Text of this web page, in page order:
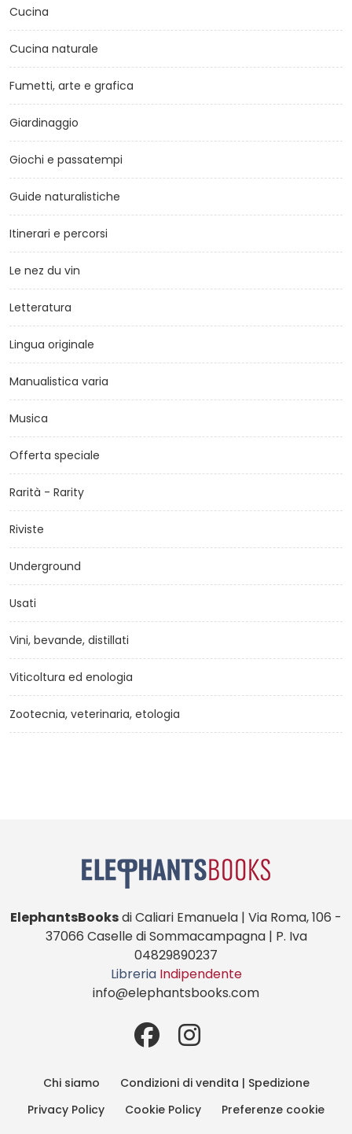
Cucina
Cucina naturale
Fumetti, arte e grafica
Giardinaggio
Giochi e passatempi
Guide naturalistiche
Itinerari e percorsi
Le nez du vin
Letteratura
Lingua originale
Manualistica varia
Musica
Offerta speciale
Rarità - Rarity
Riviste
Underground
Usati
Vini, bevande, distillati
Viticoltura ed enologia
Zootecnia, veterinaria, etologia
ElephantsBooksdi Caliari Emanuela | Via Roma, 106 -
37066 Caselle di Sommacampagna | P. Iva
04829890237
Libreria Indipendente
info@elephantsbooks.com
Chi siamo
Condizioni di vendita | Spedizione
Privacy Policy
Cookie Policy Preferenze cookie